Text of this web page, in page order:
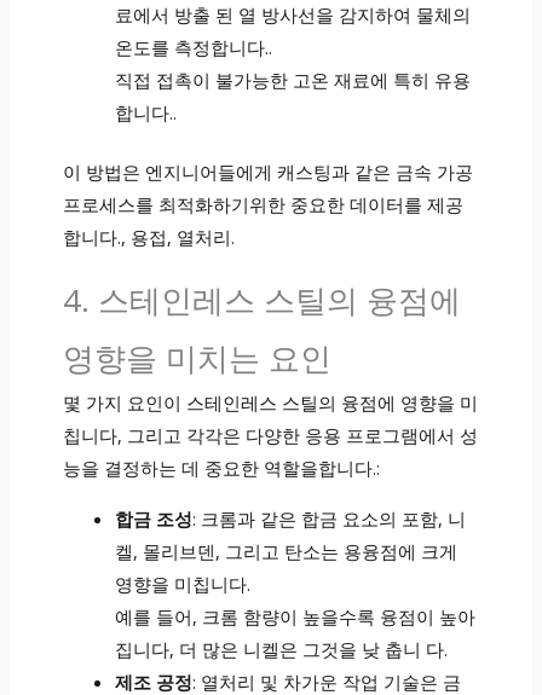
료에서 방출 된 열 방사선을 감지하여 물체의
온도를 측정합니다..
직접 접촉이 불가능한 고온 재료에 특히 유용
합니다..
이 방법은 엔지니어들에게 캐스팅과 같은 금속 가공
프로세스를 최적화하기위한 중요한 데이터를 제공
합니다., 용접, 열처리.
4. 스테인레스 스틸의 융점에
영향을 미치는 요인
몇 가지 요인이 스테인레스 스틸의 융점에 영향을 미
칩니다, 그리고 각각은 다양한 응용 프로그램에서 성
능을 결정하는 데 중요한 역할을합니다.:
합금 조성: 크롬과 같은 합금 요소의 포함, 니
켈, 몰리브덴, 그리고 탄소는 용융점에 크게
영향을 미칩니다.
예를 들어, 크롬 함량이 높을수록 융점이 높아
집니다, 더 많은 니켈은 그것을 낮 춥니 다.
제조 공정: 열처리 및 차가운 작업 기술은 금